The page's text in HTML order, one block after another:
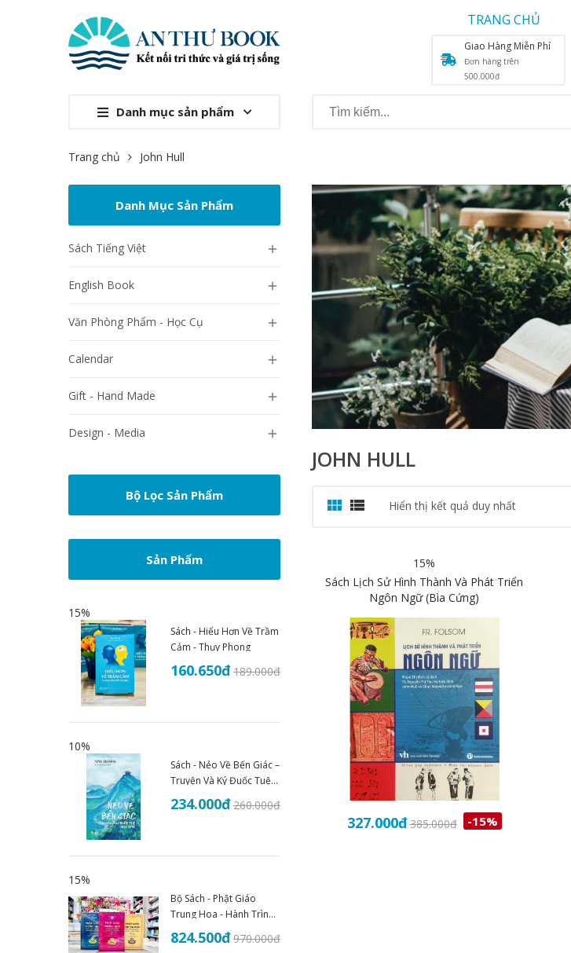
TRANG CHỦ
Giao Hàng Miễn Phí
Đơn hàng trên
500.000đ
Danh mục sản phẩm
Trang chủ John Hull
Danh Mục Sản Phẩm
Sách Tiếng Việt 
English Book 
Văn Phòng Phẩm - Học Cụ 
Calendar 
Gift - Hand Made 
Design - Media 
Bộ Lọc Sản Phẩm
Sản Phẩm
15%
Sách - Hiểu Hơn Về Trầm
Cảm - Thụy Phong
160.650đ189.000đ
10%
Sách - Nẻo Về Bến Giác –
Truyện Và Ký Đuốc Tuệ
(1935–1945) - An Thư
Book
234.000đ260.000đ
15%
Bộ Sách - Phật Giáo
Trung Hoa - Hành Trình
Lịch Sử Văn Hóa Và Tư
Tưởng (Trọn Bộ 3 Tập)
824.500đ970.000đ
JOHN HULL
  Hiển thị kết quả duy nhất
15%
Sách Lịch Sử Hình Thành Và Phát Triển
Ngôn Ngữ (Bìa Cứng)
327.000đ385.000đ -15%